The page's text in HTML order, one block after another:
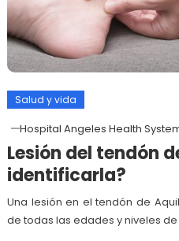
Salud y vida
Hospital Angeles Health
Lesión del tendón
identificarla?
Una lesión en el tendón de
de todas las edades y niveles